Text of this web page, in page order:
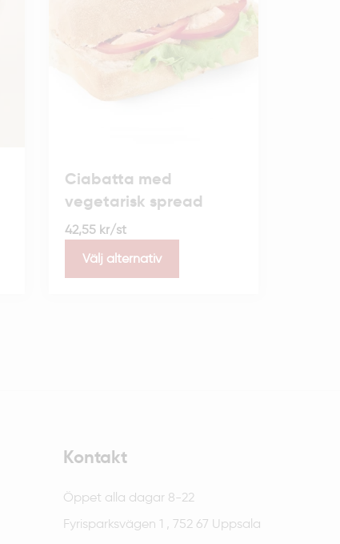
Ciabatta med
vegetarisk spread
42,55 kr/st
Välj alternativ
Kontakt
Öppet alla dagar 8-22
Fyrisparksvägen 1 , 752 67 Uppsala